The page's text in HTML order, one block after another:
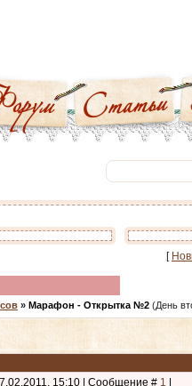
[
» Марафон - Открытка №2 (День
15:10 | Сообщение # 1